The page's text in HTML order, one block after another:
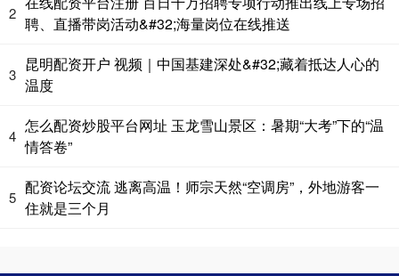
2 聘、直播带岗活动&#32;海量岗位在线推送
3
昆明配资开户 视频｜中国基建深处&#32;藏着抵达人心的
温度
4
怎么配资炒股平台网址 玉龙雪山景区：暑期“大考”下的“温
情答卷”
5
配资论坛交流 逃离高温！师宗天然“空调房”，外地游客一
住就是三个月